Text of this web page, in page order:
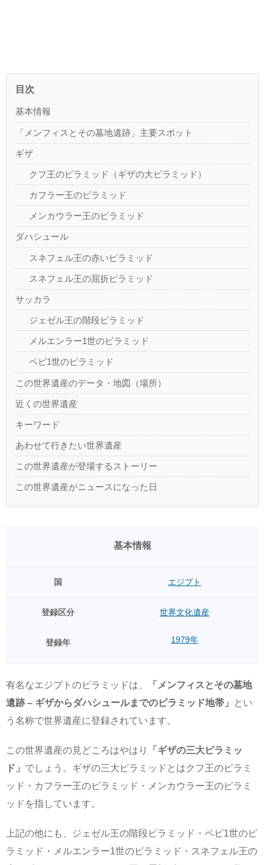
目次
基本情報
「メンフィスとその墓地遺跡」主要スポット
ギザ
クフ王のピラミッド（ギザの大ピラミッド）
カフラー王のピラミッド
メンカウラー王のピラミッド
ダハシュール
スネフェル王の赤いピラミッド
スネフェル王の屈折ピラミッド
サッカラ
ジェゼル王の階段ピラミッド
メルエンラー1世のピラミッド
ペピ1世のピラミッド
この世界遺産のデータ・地図（場所）
近くの世界遺産
キーワード
あわせて行きたい世界遺産
この世界遺産が登場するストーリー
この世界遺産がニュースになった日
基本情報
国 エジプト
登録区分 世界文化遺産
登録年 1979年
有名なエジプトのピラミッドは、
「メンフィスとその墓地
遺跡 – ギザからダハシュールまでのピラミッド地帯」
とい
う名称で世界遺産に登録されています。
この世界遺産の見どころはやはり
「ギザの三大ピラミッ
ド」 でしょう。ギザの三大ピラミッドとはクフ王のピラミ
ッド・カフラー王のピラミッド・メンカウラー王のピラミ
ッドを指しています。
上記の他にも、ジェゼル王の階段ピラミッド・ペピ1世のピ
ラミッド・メルエンラー1世のピラミッド・スネフェル王の